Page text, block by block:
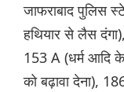
जाफराबाद पुलिस
हथियार से लैस
153 A (धर्म आदि
को बढ़ावा देना),